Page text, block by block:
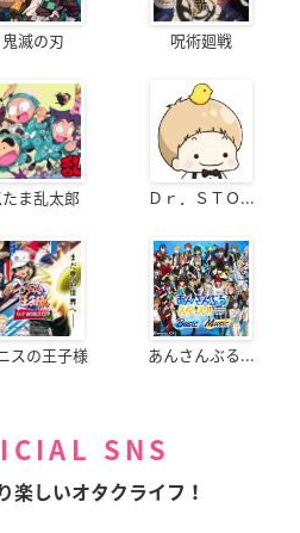
鬼滅の刃 呪術廻戦
ま乱太郎 Ｄｒ．ＳＴＯ...
スの王子様 あんさんぶる...
SNS
楽しいオタクライフ！